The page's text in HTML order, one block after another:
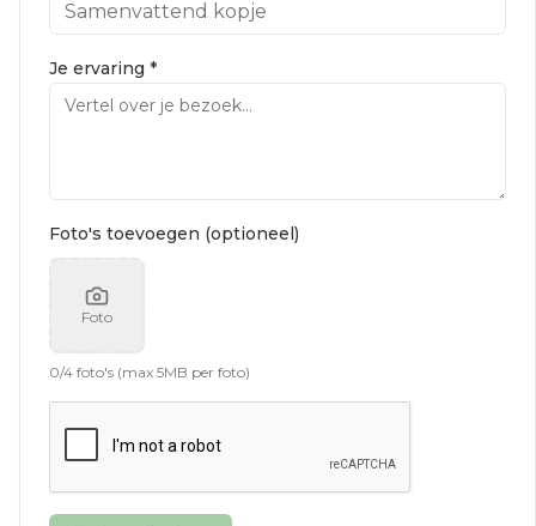
Je ervaring *
Foto's toevoegen (optioneel)
Foto
0/4 foto's (max 5MB per foto)